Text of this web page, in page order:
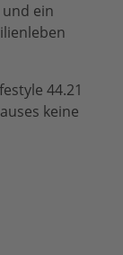
ein
44.21
keine